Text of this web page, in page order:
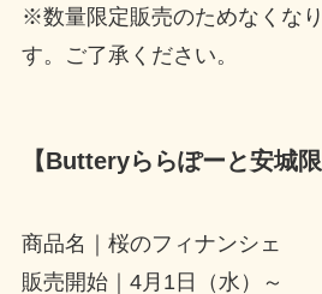
※数量限定販売のためなくな
す。ご了承ください。
【Butteryららぽーと安城
商品名｜桜のフィナンシェ
販売開始｜4月1日（水）～